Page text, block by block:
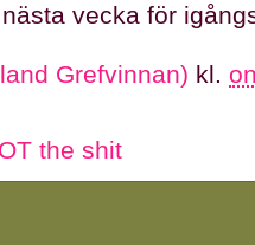
vecka för
Grefvinnan) kl.
the shit